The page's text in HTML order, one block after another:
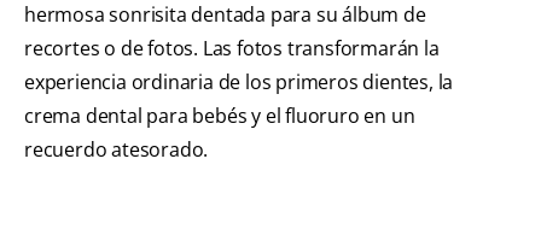
hermosa sonrisita dentada para su álbum de
recortes o de fotos. Las fotos transformarán la
experiencia ordinaria de los primeros dientes, la
crema dental para bebés y el fluoruro en un
recuerdo atesorado.